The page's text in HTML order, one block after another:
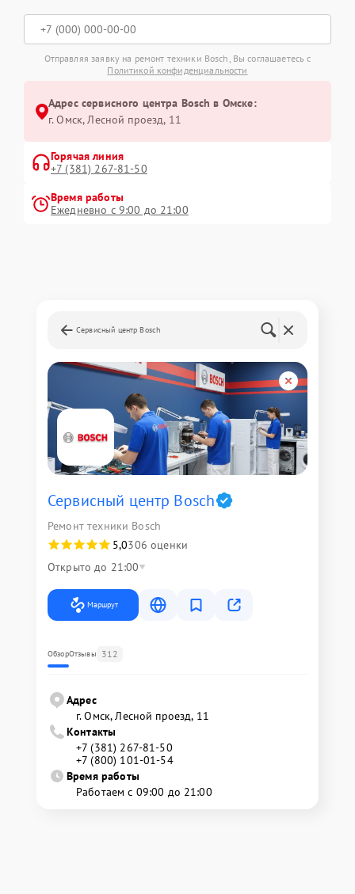
Отправляя заявку на ремонт техники Bosch, Вы соглашаетесь с
Политикой конфиденциальности
Адрес сервисного центра Bosch в Омске:
г. Омск, ​Лесной проезд, 11
Горячая линия
+7 (381) 267-81-50
Время работы
Ежедневно с 9:00 до 21:00
Сервисный центр Bosch
Сервисный центр Bosch
Ремонт техники Bosch
5,0306 оценки
Открыто до 21:00
Маршрут
ОбзорОтзывы 312
Адрес
г. Омск, ​Лесной проезд, 11
Контакты
+7 (381) 267-81-50
+7 (800) 101-01-54
Время работы
Работаем с 09:00 до 21:00